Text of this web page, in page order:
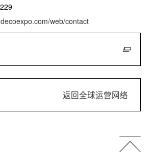
web/contact
返回全球运营网络